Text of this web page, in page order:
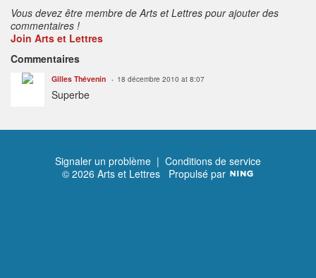
Vous devez être membre de Arts et Lettres pour ajouter des
commentaires !
Join Arts et Lettres
Commentaires
Gilles Thévenin 18 décembre 2010 at 8:07
Superbe
Signaler un problème | Conditions de service
© 2026 Arts et Lettres Propulsé par